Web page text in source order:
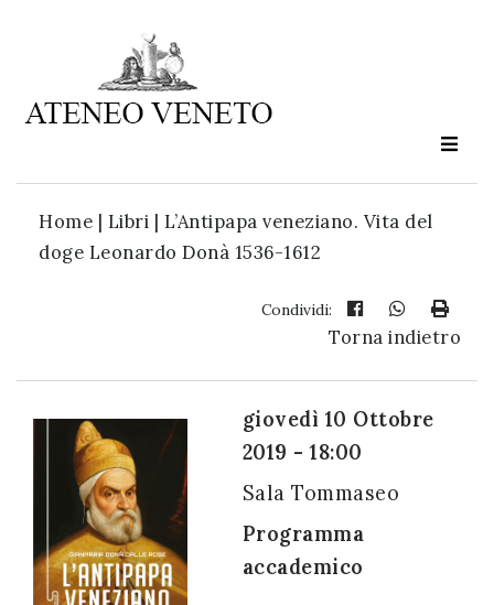
Home | Libri | L’Antipapa veneziano. Vita del
doge Leonardo Donà 1536-1612
Condividi:
Torna indietro
giovedì 10 Ottobre
2019 - 18:00
Sala Tommaseo
Programma
accademico
Ateneo
è
cultura